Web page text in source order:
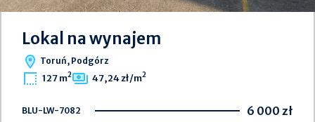
Lokal na wynajem
Toruń, Podgórz
127 m2 47,24 zł/m2
BLU-LW-7082 6 000 zł